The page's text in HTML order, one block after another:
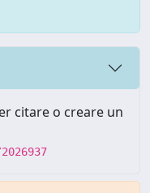
citare o creare un